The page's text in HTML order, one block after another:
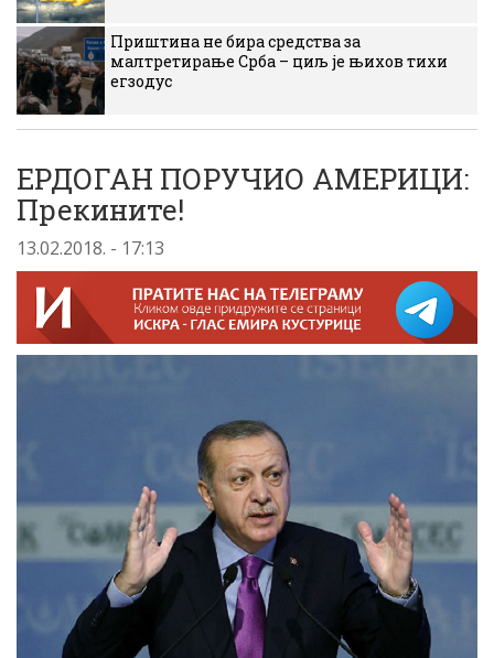
Приштина не бира средства за
малтретирање Срба – циљ је њихов тихи
егзодус
ЕРДОГАН ПОРУЧИО АМЕРИЦИ:
Прекините!
13.02.2018. - 17:13